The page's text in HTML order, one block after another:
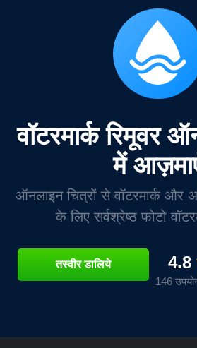
वॉटरमार्क रिमूवर
में
ऑनलाइन चित्रों से वॉटरमार्क और
के लिए सर्वश्रेष्ठ फोटो
तस्वीर डालिये 4.8
146